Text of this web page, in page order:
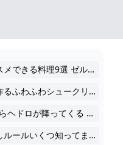
攻略 上級者にもオススメできる料理9選 ゼルダの伝説ティアーズオブザキングダム ティアキン ゆっくり解説
ゆっくり料理 霊夢が作るふわふわシュークリーム ゆっくり実況
ゼルダの伝説 10 空からヘドロが降ってくる くっさ ティアキングルメ旅 ティアキン ゆっくり実況
ティアキン 料理の隠しルールいくつ知ってますか